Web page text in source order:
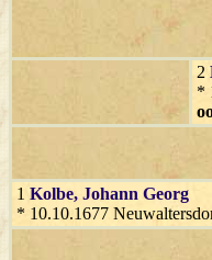
2
*
1 Kolbe, Johann Georg
* 10.10.1677